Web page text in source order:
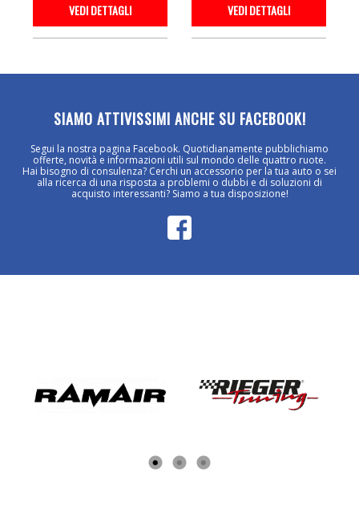
VEDI DETTAGLI VEDI DETTAGLI
SIAMO ATTIVISSIMI ANCHE SU FACEBOOK!
Segui la nostra pagina Facebook. Quotidianamente pubblichiamo
offerte, novità e informazioni utili sul mondo delle quattro ruote.
Hai bisogno di consulenza? Cerchi un accessorio per la tua auto o sei
alla ricerca di una risposta a problemi o dubbi e di soluzioni di
acquisto interessanti? Siamo a tua disposizione!